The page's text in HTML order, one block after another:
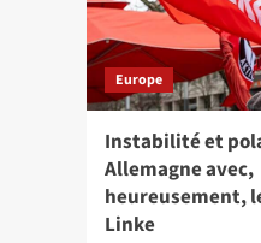
Europe
Instabilité et
Allemagne avec,
heureusement,
Linke